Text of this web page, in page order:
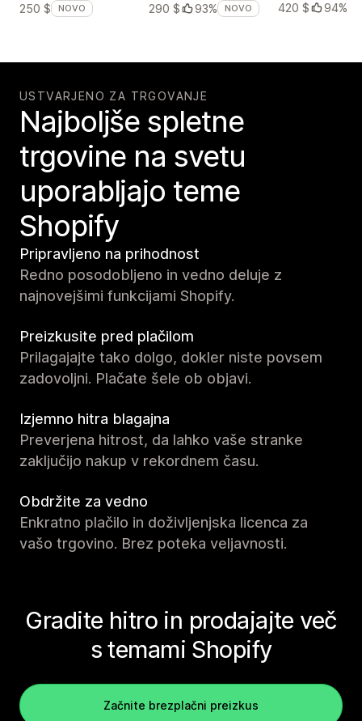
250 $
NOVO
290 $
93% NOVO
420 $
94%
USTVARJENO ZA TRGOVANJE
Najboljše spletne
trgovine na svetu
uporabljajo teme
Shopify
Pripravljeno na prihodnost
Redno posodobljeno in vedno deluje z
najnovejšimi funkcijami Shopify.
Preizkusite pred plačilom
Prilagajajte tako dolgo, dokler niste povsem
zadovoljni. Plačate šele ob objavi.
Izjemno hitra blagajna
Preverjena hitrost, da lahko vaše stranke
zaključijo nakup v rekordnem času.
Obdržite za vedno
Enkratno plačilo in doživljenjska licenca za
vašo trgovino. Brez poteka veljavnosti.
Gradite hitro in prodajajte več
s temami Shopify
Začnite brezplačni preizkus